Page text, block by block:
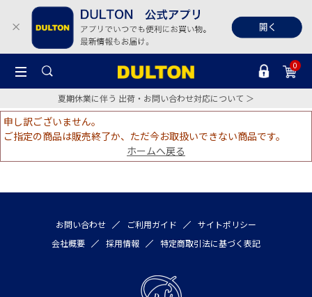
0
夏期休業に伴う 出荷・お問い合わせ対応について ＞
申し訳ございません。
ご指定の商品は販売終了か、ただ今お取扱いできない商品です。
ホームへ戻る
お問い合わせ ご利用ガイド
サイトポリシー
会社概要
採用情報 特定商取引法に基づく表記